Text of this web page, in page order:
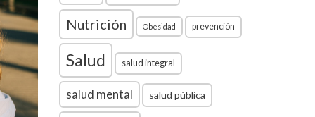
Nutrición Obesidad prevención
Salud salud integral
salud mental salud pública